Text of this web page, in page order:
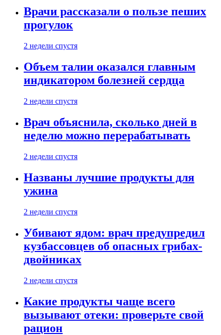
Врачи рассказали о пользе пеших
прогулок
2 недели спустя
Объем талии оказался главным
индикатором болезней сердца
2 недели спустя
Врач объяснила, сколько дней в
неделю можно перерабатывать
2 недели спустя
Названы лучшие продукты для
ужина
2 недели спустя
Убивают ядом: врач предупредил
кузбассовцев об опасных грибах-
двойниках
2 недели спустя
Какие продукты чаще всего
вызывают отеки: проверьте свой
рацион